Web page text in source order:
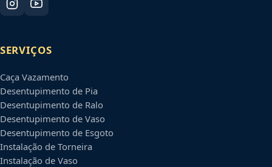
SERVIÇOS
Caça Vazamento
Desentupimento de Pia
Desentupimento de Ralo
Desentupimento de Vaso
Desentupimento de Esgoto
Instalação de Torneira
Instalação de Vaso